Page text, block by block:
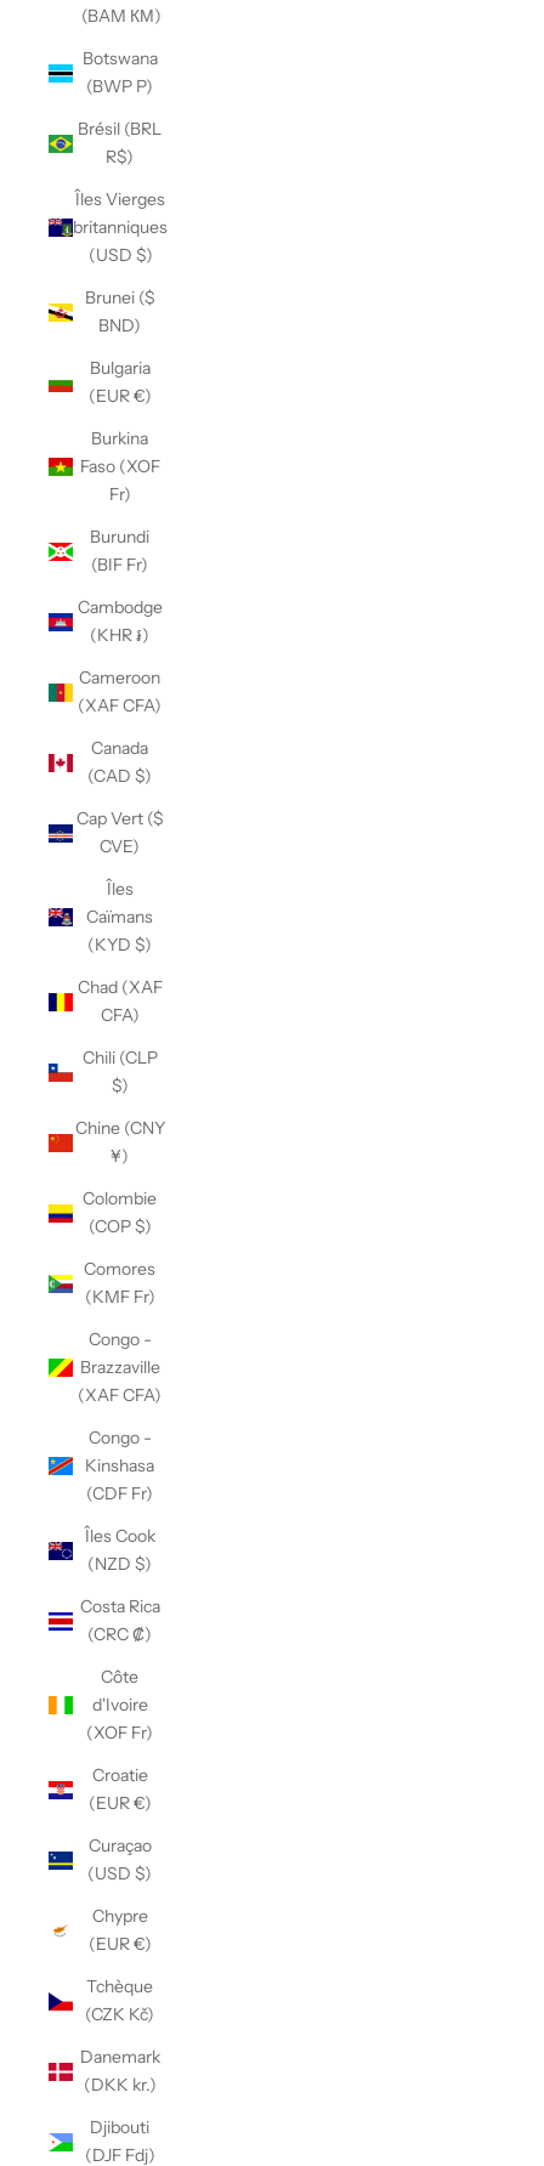
(BAM КМ)
Botswana
(BWP P)
Brésil (BRL
R$)
Îles Vierges
britanniques
(USD $)
Brunei ($
BND)
Bulgaria
(EUR €)
Burkina
Faso (XOF
Fr)
Burundi
(BIF Fr)
Cambodge
(KHR ៛)
Cameroon
(XAF CFA)
Canada
(CAD $)
Cap Vert ($
CVE)
Îles
Caïmans
(KYD $)
Chad (XAF
CFA)
Chili (CLP
$)
Chine (CNY
¥)
Colombie
(COP $)
Comores
(KMF Fr)
Congo -
Brazzaville
(XAF CFA)
Congo -
Kinshasa
(CDF Fr)
Îles Cook
(NZD $)
Costa Rica
(CRC ₡)
Côte
d'Ivoire
(XOF Fr)
Croatie
(EUR €)
Curaçao
(USD $)
Chypre
(EUR €)
Tchèque
(CZK Kč)
Danemark
(DKK kr.)
Djibouti
(DJF Fdj)